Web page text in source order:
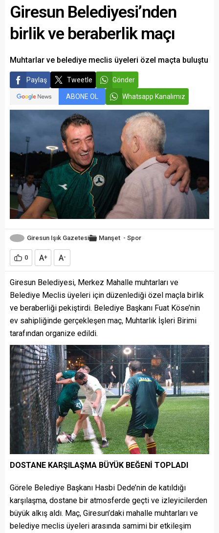
Giresun Belediyesi’nden
birlik ve beraberlik maçı
Muhtarlar ve belediye meclis üyeleri özel maçta buluştu
Paylaş Tweetle Gönder
ABONE OL Whatsapp Kanalımız
Giresun Işık Gazetesi Manşet - Spor
0 A+ A-
Giresun Belediyesi, Merkez Mahalle muhtarları ve
Belediye Meclis üyeleri için düzenlediği özel maçla birlik
ve beraberliği pekiştirdi. Belediye Başkanı Fuat Köse’nin
ev sahipliğinde gerçekleşen maç, Muhtarlık İşleri Birimi
tarafından organize edildi.
DOSTANE KARŞILAŞMA BÜYÜK BEĞENİ TOPLADI
Görele Belediye Başkanı Hasbi Dede’nin de katıldığı
karşılaşma, dostane bir atmosferde geçti ve izleyicilerden
büyük alkış aldı. Maç, Giresun’daki mahalle muhtarları ve
belediye meclis üyeleri arasında samimi bir etkileşim